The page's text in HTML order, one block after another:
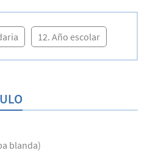
12. Año escolar
blanda)